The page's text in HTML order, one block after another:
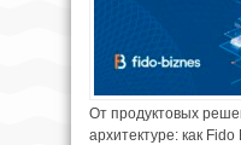
От продуктовых
архитектуре: как